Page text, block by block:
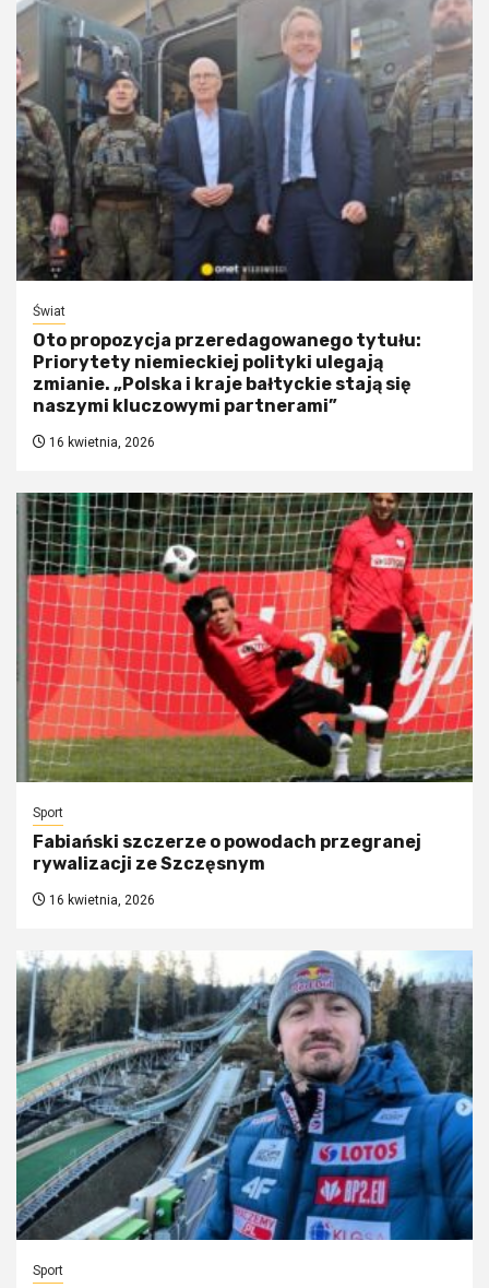
Świat
Oto propozycja przeredagowanego tytułu:
Priorytety niemieckiej polityki ulegają
zmianie. „Polska i kraje bałtyckie stają się
naszymi kluczowymi partnerami”
16 kwietnia, 2026
Sport
Fabiański szczerze o powodach przegranej
rywalizacji ze Szczęsnym
16 kwietnia, 2026
Sport